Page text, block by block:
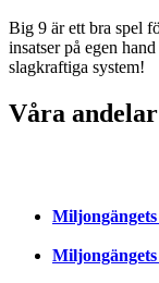
Big 9 är ett bra spel
insatser på egen
slagkraftiga system!
Våra